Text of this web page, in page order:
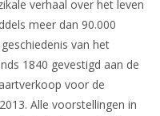
verhaal over het leven
meer dan 90.000
van het
1840 gevestigd aan de
voor de
Alle voorstellingen in